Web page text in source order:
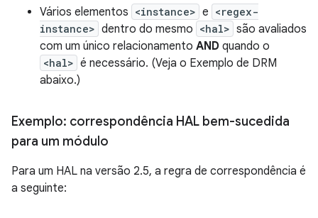
Vários elementos <instance> e <regex-
instance> dentro do mesmo <hal> são avaliados
com um único relacionamento AND quando o
<hal> é necessário. (Veja o Exemplo de DRM
abaixo.)
Exemplo: correspondência HAL bem-sucedida
para um módulo
Para um HAL na versão 2.5, a regra de correspondência é
a seguinte: